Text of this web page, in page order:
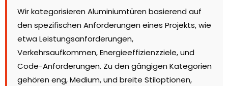
Wir kategorisieren Aluminiumtüren basierend auf
den spezifischen Anforderungen eines Projekts, wie
etwa Leistungsanforderungen,
Verkehrsaufkommen, Energieeffizienzziele, und
Code-Anforderungen. Zu den gängigen Kategorien
gehören eng, Medium, und breite Stiloptionen,